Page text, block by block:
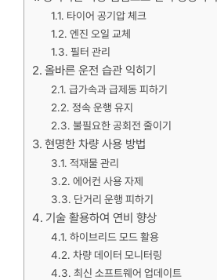
타이어 공기압 체크
엔진 오일 교체
필터 관리
올바른 운전 습관 익히기
급가속과 급제동 피하기
정속 운행 유지
불필요한 공회전 줄이기
현명한 차량 사용 방법
적재물 관리
에어컨 사용 자제
단거리 운행 피하기
기술 활용하여 연비 향상
하이브리드 모드 활용
차량 데이터 모니터링
최신 소프트웨어 업데이트